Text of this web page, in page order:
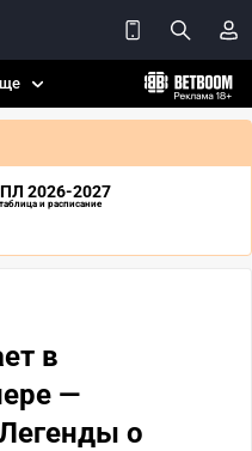
2026-2027
таблица и расписание
в
—
о